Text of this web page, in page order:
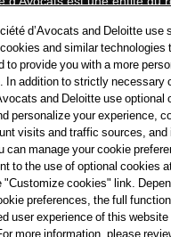
et à ce titre, travaille avec les
situés dans 150 pays.
contenues sur ce blog ont
lecteurs de manière
substituer à un conseil
fonction d’une situation
à la rédaction de nos
d’Avocats décline toute
erreurs et omissions qu’ils
d’Avocats and Deloitte use
and similar technologies
to provide you with a more
In addition to strictly necessary
and Deloitte use optional
personalize your experience,
visits and traffic sources,
can manage your cookie
to the use of optional cookies
"Customize cookies" link.
preferences, the full
user experience of this
more information, please